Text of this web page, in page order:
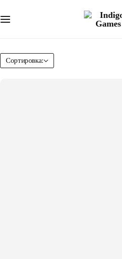
Сортировка: